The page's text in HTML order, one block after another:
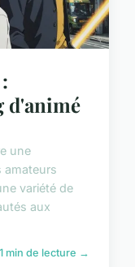
d'animé
une
amateurs
variété de
aux
min de lecture →